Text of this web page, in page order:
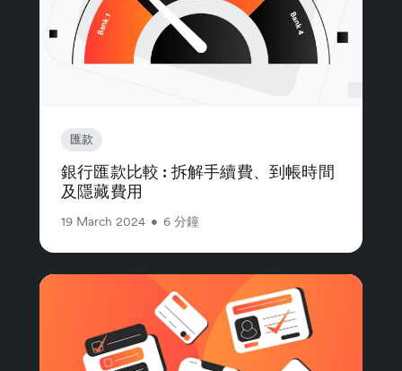
匯款
銀行匯款比較 : 拆解手續費、到帳時間
及隱藏費用
19 March 2024 • 6 分鐘